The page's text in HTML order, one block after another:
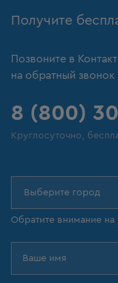
Получите
Позвоните в
на обратный звонок
8 (800)
Круглосуточно,
Выберите город
Обратите внимание на